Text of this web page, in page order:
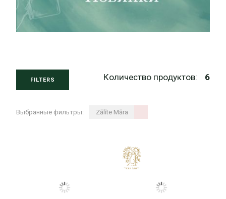
FILTERS Количество продуктов: 6
Выбранные фильтры: Zālīte Māra